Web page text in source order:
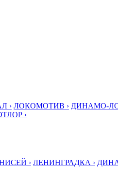
› ЛОКОМОТИВ › ДИНАМО-ЛО
›
› ЛЕНИНГРАДКА ›